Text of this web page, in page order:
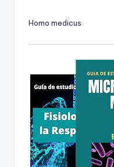
Homo medicus